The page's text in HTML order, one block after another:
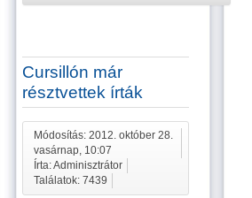
Cursillón már
résztvettek írták
Módosítás: 2012. október 28.
vasárnap, 10:07
Írta: Adminisztrátor
Találatok: 7439